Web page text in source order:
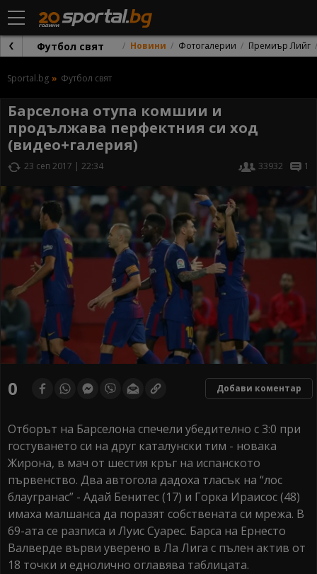
Футбол свят Новини Фотогалерии Премиър Лийг
Sportal.bg Футбол свят
Барселона отупа комшии и
продължава перфектния си ход
(видео+галерия)
23 сеп 2017 | 22:34 33932 1
0 Добави коментар
Отборът на Барселона спечели убедително с 3:0 при
гостуването си на друг каталунски тим - новака
Жирона, в мач от шестия кръг на испанското
първенство. Два автогола дадоха тласък на “лос
блаугранас” - Адай Бенитес (17) и Горка Ираисос (48)
имаха малшанса да поразят собствената си мрежа. В
69-ата се разписа и Луис Суарес. Барса на Ернесто
Валверде върви уверено в Ла Лига с пълен актив от
18 точки и еднолично оглавява таблицата.